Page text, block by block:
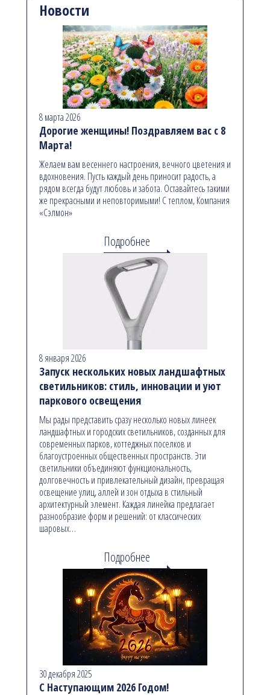
Новости
8 марта 2026
Дорогие женщины! Поздравляем вас с 8
Марта!
Желаем вам весеннего настроения, вечного цветения и
вдохновения. Пусть каждый день приносит радость, а
рядом всегда будут любовь и забота. Оставайтесь такими
же прекрасными и неповторимыми! С теплом, Компания
«Сэлмон»
Подробнее
8 января 2026
Запуск нескольких новых ландшафтных
светильников: стиль, инновации и уют
паркового освещения
Мы рады представить сразу несколько новых линеек
ландшафтных и городских светильников, созданных для
современных парков, коттеджных поселков и
благоустроенных общественных пространств. Эти
светильники объединяют функциональность,
долговечность и привлекательный дизайн, превращая
освещение улиц, аллей и зон отдыха в стильный
архитектурный элемент. Каждая линейка предлагает
разнообразие форм и решений: от классических
шаровых…
Подробнее
30 декабря 2025
С Наступающим 2026 Годом!